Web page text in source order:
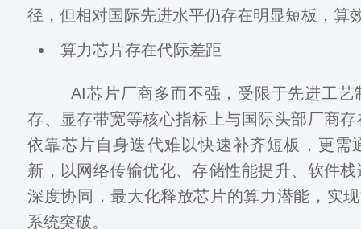
径，但相对国际先进水平仍存在明显短板，算
算力芯片存在代际差距
AI芯片厂商多而不强，受限于先进工艺
存、显存带宽等核心指标上与国际头部厂商
依靠芯片自身迭代难以快速补齐短板，更需
新，以网络传输优化、存储性能提升、软件
深度协同，最大化释放芯片的算力潜能，实
系统突破。